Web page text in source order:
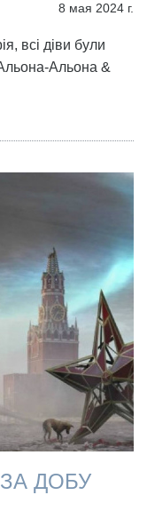
8 мая 2024 г.
всі діви були
Альона &
ДОБУ